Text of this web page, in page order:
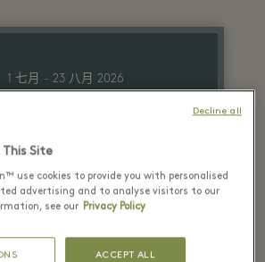
1 七月 - 23 八月 2026
retail price
on selected items
Site
use cookies to provide you with personalised
advertising and to analyse visitors to our
see our Privacy Policy
ACCEPT ALL
Decline all